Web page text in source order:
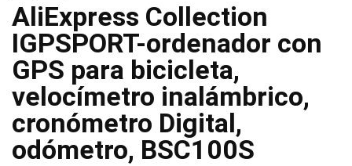
AliExpress Collection
IGPSPORT-ordenador con
GPS para bicicleta,
velocímetro inalámbrico,
cronómetro Digital,
odómetro, BSC100S